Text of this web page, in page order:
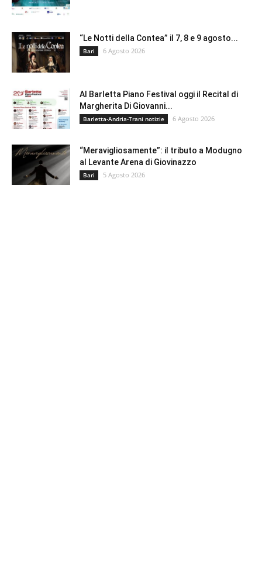
“Le Notti della Contea” il 7, 8 e 9 agosto...
Bari 6 Agosto 2026
Al Barletta Piano Festival oggi il Recital di
Margherita Di Giovanni...
Barletta-Andria-Trani notizie 6 Agosto 2026
“Meravigliosamente”: il tributo a Modugno
al Levante Arena di Giovinazzo
Bari 5 Agosto 2026